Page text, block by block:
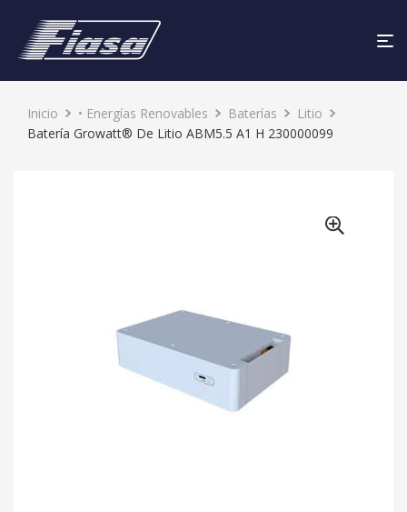
Inicio • Energías Renovables Baterías
Litio
Batería Growatt® De Litio ABM5.5 A1 H 230000099